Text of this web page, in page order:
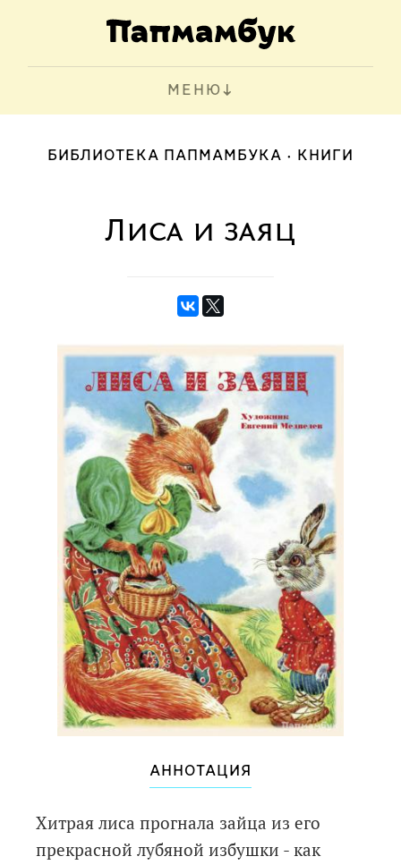
МЕНЮ
БИБЛИОТЕКА ПАПМАМБУКА КНИГИ
Лиса и заяц
АННОТАЦИЯ
Хитрая лиса прогнала зайца из его
прекрасной лубяной избушки - как